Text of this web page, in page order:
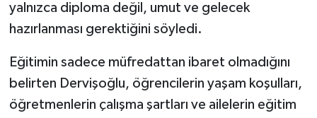
yalnızca diploma değil, umut ve gelecek
hazırlanması gerektiğini söyledi.
Eğitimin sadece müfredattan ibaret olmadığını
belirten Dervişoğlu, öğrencilerin yaşam koşulları,
öğretmenlerin çalışma şartları ve ailelerin eğitim